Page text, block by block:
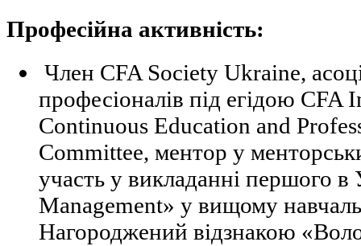
Професійна активність:
Член CFA Society Ukraine,
професіоналів під егідою CFA
Continuous Education and
Committee, ментор у
участь у викладанні першого
Management» у вищому
Нагороджений відзнакою